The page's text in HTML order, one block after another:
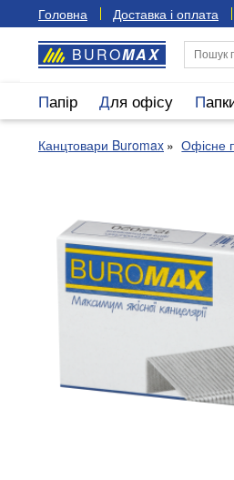
Головна Доставка і оплата
BUROMAX
Папір Для офісу
Канцтовари Buromax Офісне